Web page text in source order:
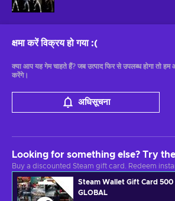
क्षमा करें विक्रय हो गया :(
क्या आप यह गेम चाहते हैं? जब उत्पाद फिर से उपलब्ध होगा तो
करेंगे।
अधिसूचना
Looking for something else? Try
Buy a discounted Steam gift card. Redeem
Steam Wallet Gift Card 500
GLOBAL